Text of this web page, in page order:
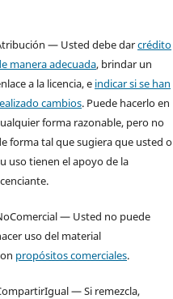
— Usted debe darcrédito
manera adecuada, brindar un
a la licencia, e indicar si se han
cambios. Puede hacerlo en
forma razonable, pero no
forma tal que sugiera que usted o
uso tienen el apoyo de la
— Usted no puede
uso del material
propósitos comerciales.
— Si remezcla,